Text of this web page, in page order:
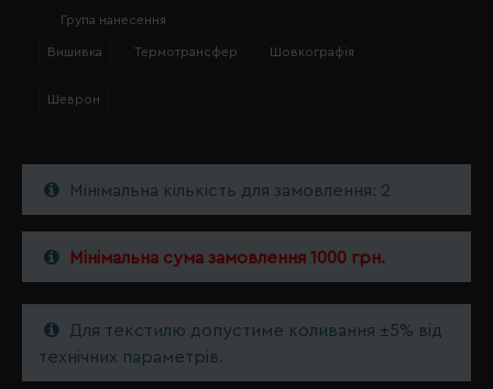
Група нанесення
Вишивка Термотрансфер Шовкографія
Шеврон
Мінімальна кількість для замовлення: 2
Мінімальна сума замовлення 1000 грн.
Для текстилю допустиме коливання ±5% від
технічних параметрів.